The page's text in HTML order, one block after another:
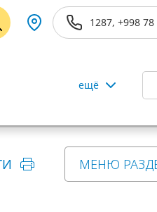
1287, +998
ещё
МЕНЮ